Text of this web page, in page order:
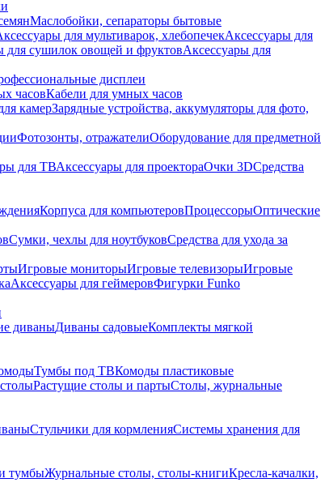
Маслобойки, сепараторы бытовые
для мультиварок, хлебопечекАксессуары для
для сушилок овощей и фруктовАксессуары для
дисплеи
часовКабели для умных часов
камерЗарядные устройства, аккумуляторы для фото,
Фотозонты, отражателиОборудование для предметной
для ТВАксессуары для проектораОчки 3DСредства
Корпуса для компьютеровПроцессорыОптические
Сумки, чехлы для ноутбуковСредства для ухода за
Игровые мониторыИгровые телевизорыИгровые
Аксессуары для геймеровФигурки Funko
диваныДиваны садовыеКомплекты мягкой
Тумбы под ТВКомоды пластиковые
Растущие столы и партыСтолы, журнальные
Стульчики для кормленияСистемы хранения для
тумбыЖурнальные столы, столы-книгиКресла-качалки,